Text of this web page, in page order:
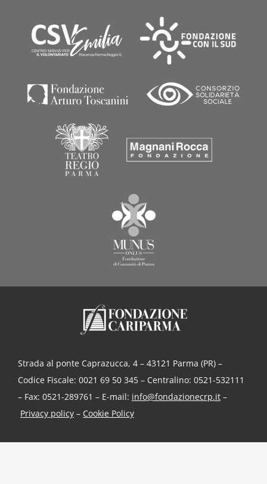
Strada al ponte Caprazucca, 4 – 43121 Parma (PR) –
Codice Fiscale: 0021 69 50 345 – Centralino: 0521-532111
– Fax: 0521-289761 – E-mail: info@fondazionecrp.it–
Privacy policy– Cookie Policy